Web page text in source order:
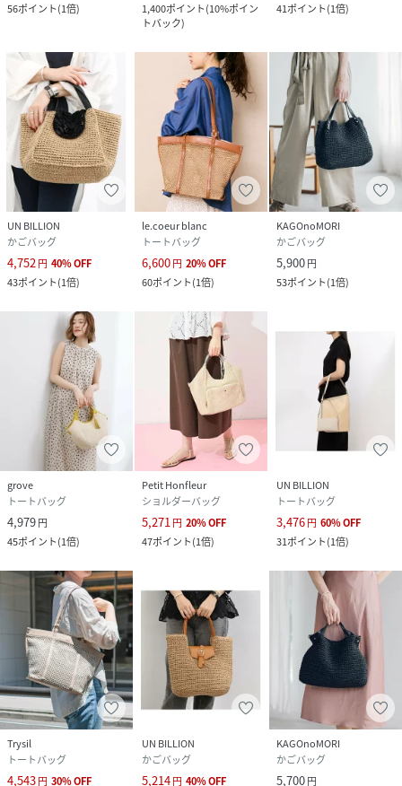
56ポイント(1倍)
1,400ポイント(10%ポイン
トバック)
41ポイント(1倍)
UN BILLION
かごバッグ
4,752円 40%OFF
43ポイント(1倍)
le.coeur blanc
トートバッグ
6,600円 20%OFF
60ポイント(1倍)
KAGOnoMORI
かごバッグ
5,900円
53ポイント(1倍)
grove
トートバッグ
4,979円
45ポイント(1倍)
Petit Honfleur
ショルダーバッグ
5,271 円 20%OFF
47ポイント(1倍)
UN BILLION
トートバッグ
3,476円 60%OFF
31ポイント(1倍)
Trysil
トートバッグ
4,543円 30%OFF
UN BILLION
かごバッグ
5,214円 40%OFF
KAGOnoMORI
かごバッグ
5,700円